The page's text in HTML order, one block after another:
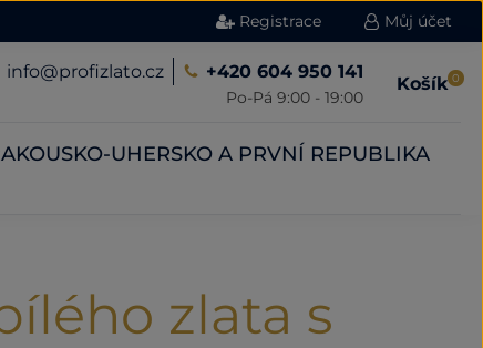
Registrace Můj účet
info@profizlato.cz +420 604 950 141
Po-Pá 9:00 - 19:00
Košík 0
UHERSKO A PRVNÍ REPUBLIKA
zlata s